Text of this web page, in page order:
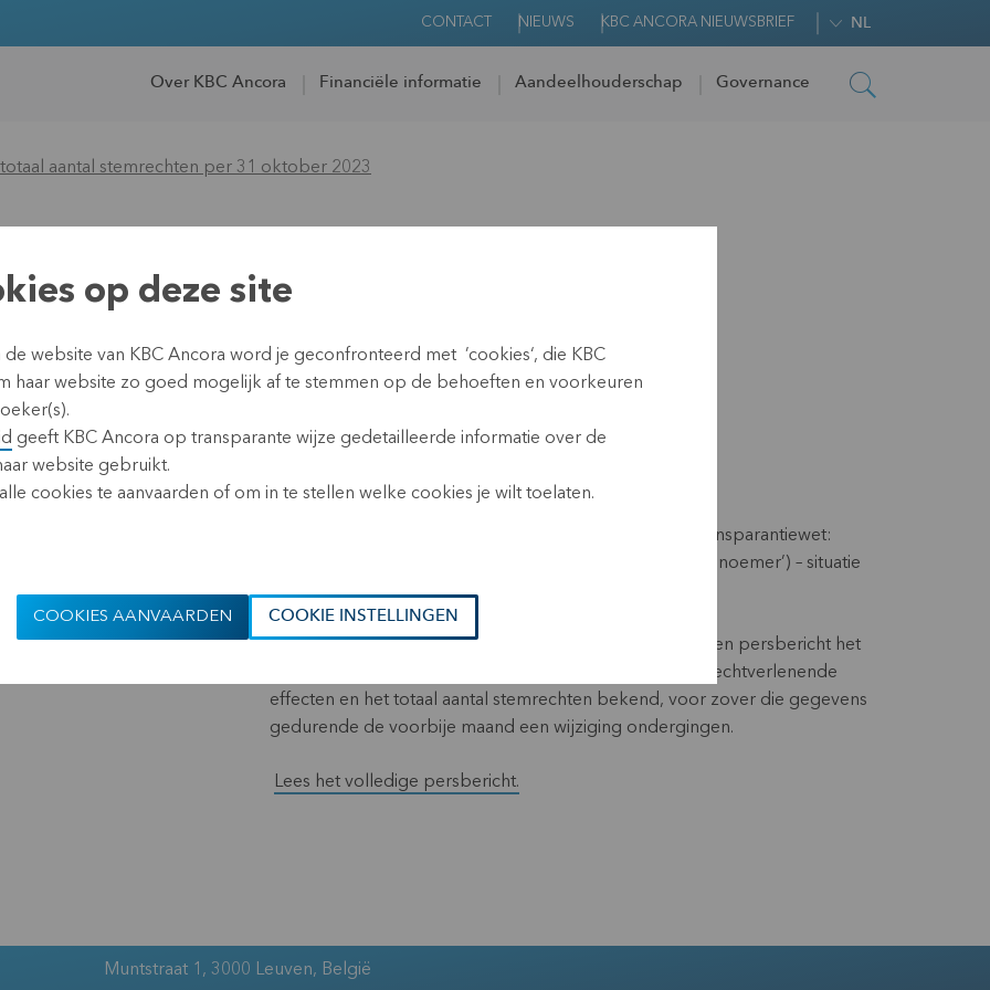
CONTACT NIEUWS KBC ANCORA NIEUWSBRIEF NL
Over KBC Ancora Financiële informatie Aandeelhouderschap Governance
aantal stemrechten per 31 oktober 2023
het totaal aantal
31 oktober 2023
Leuven, 2 november 2023 (17.40 CET)
Bekendmaking overeenkomstig de vereisten van de Transparantiewet:
stand van het totaal aantal stemrechten KBC Ancora (de ‘noemer’) – situatie
31 oktober 2023.
KBC Ancora maakt maandelijks op haar website en via een persbericht het
totaal kapitaal, en de evolutie van het totaal aantal stemrechtverlenende
effecten en het totaal aantal stemrechten bekend, voor zover die gegevens
gedurende de voorbije maand een wijziging ondergingen.
Lees het volledige persbericht.
Muntstraat 1, 3000 Leuven, België
op deze site
de website van KBC Ancora word je geconfronteerd met ’cookies‘, die KBC
haar website zo goed mogelijk af te stemmen op de behoeften en voorkeuren
geeft KBC Ancora op transparante wijze gedetailleerde informatie over de
website gebruikt.
cookies te aanvaarden of om in te stellen welke cookies je wilt toelaten.
COOKIES AANVAARDEN COOKIE INSTELLINGEN